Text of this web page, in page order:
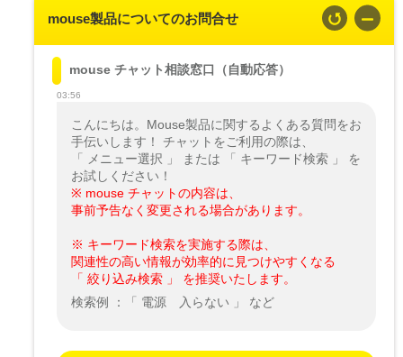
mouse製品についてのお問合せ
mouse チャット相談窓口（自動応答）
03:56
こんにちは。Mouse製品に関するよくある質問をお
手伝いします！ チャットをご利用の際は、
「 メニュー選択 」 または 「 キーワード検索 」 を
※ mouse チャットの内容は、
事前予告なく変更される場合があります。
※ キーワード検索を実施する際は、
関連性の高い情報が効率的に見つけやすくなる
「 絞り込み検索 」 を推奨いたします。
検索例 ：「 電源　入らない 」 など